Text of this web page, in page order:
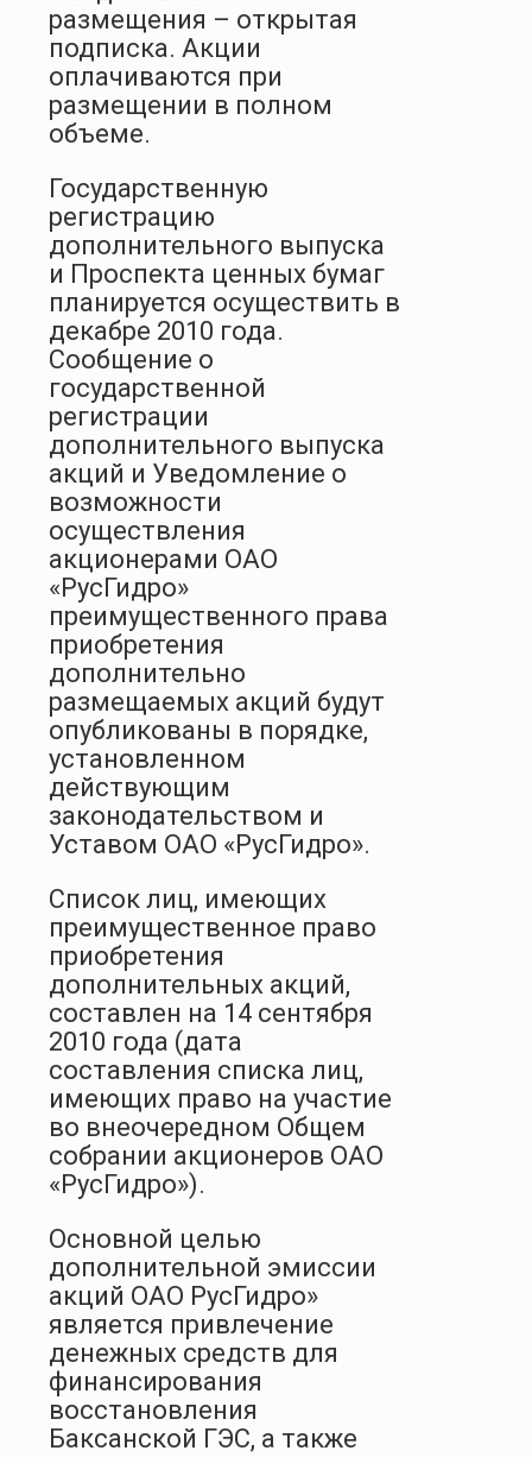
размещения – открытая
подписка. Акции
оплачиваются при
размещении в полном
объеме.
Государственную
регистрацию
дополнительного выпуска
и Проспекта ценных бумаг
планируется осуществить в
декабре 2010 года.
Сообщение о
государственной
регистрации
дополнительного выпуска
акций и Уведомление о
возможности
осуществления
акционерами ОАО
«РусГидро»
преимущественного права
приобретения
дополнительно
размещаемых акций будут
опубликованы в порядке,
установленном
действующим
законодательством и
Уставом ОАО «РусГидро».
Список лиц, имеющих
преимущественное право
приобретения
дополнительных акций,
составлен на 14 сентября
2010 года (дата
составления списка лиц,
имеющих право на участие
во внеочередном Общем
собрании акционеров ОАО
«РусГидро»).
Основной целью
дополнительной эмиссии
акций ОАО РусГидро»
является привлечение
денежных средств для
финансирования
восстановления
Баксанской ГЭС, а также